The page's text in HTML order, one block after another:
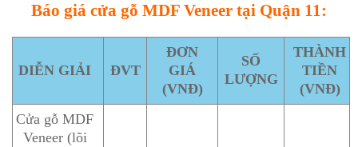
Báo giá cửa gỗ MDF Veneer tại Quận 11:
DIỄN GIẢI ĐVT
ĐƠN
GIÁ
(VNĐ)
SỐ
LƯỢNG
THÀNH
TIỀN
(VNĐ)
Cửa gỗ MDF
Veneer (lõi